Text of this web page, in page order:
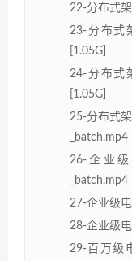
22-分布式
23-分布式
[1.05G]
24-分布式
[1.05G]
25-分布式
_batch.mp4
26-企业
_batch.mp4
27-企业级
28-企业级
29-百万级